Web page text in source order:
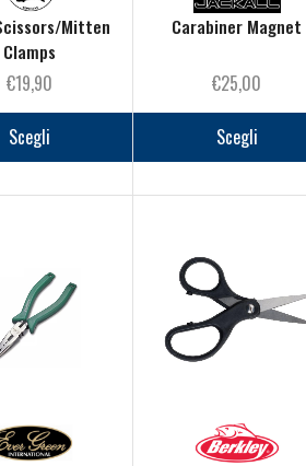
Mitten
Clamps
€19,90
Scegli
Questo
ha
Carabiner Magnet
€25,00
Scegli